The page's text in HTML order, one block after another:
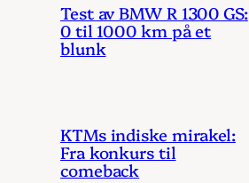
Test av BMW R 1300 GS:
0 til 1000 km på et
blunk
KTMs indiske mirakel:
Fra konkurs til
comeback